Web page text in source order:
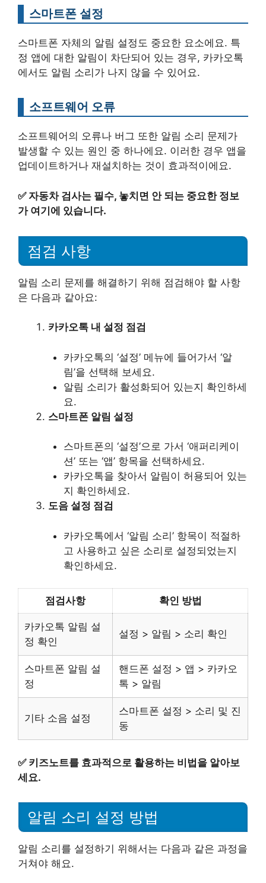
스마트폰 설정
스마트폰 자체의 알림 설정도 중요한 요소에요. 특
정 앱에 대한 알림이 차단되어 있는 경우, 카카오톡
에서도 알림 소리가 나지 않을 수 있어요.
소프트웨어 오류
소프트웨어의 오류나 버그 또한 알림 소리 문제가
발생할 수 있는 원인 중 하나에요. 이러한 경우 앱을
업데이트하거나 재설치하는 것이 효과적이에요.
✅ 자동차 검사는 필수, 놓치면 안 되는 중요한 정보
가 여기에 있습니다.
점검 사항
알림 소리 문제를 해결하기 위해 점검해야 할 사항
은 다음과 같아요:
카카오톡 내 설정 점검
카카오톡의 ‘설정’ 메뉴에 들어가서 ‘알
림’을 선택해 보세요.
알림 소리가 활성화되어 있는지 확인하세
요.
스마트폰 알림 설정
스마트폰의 ‘설정’으로 가서 ‘애퍼리케이
션’ 또는 ‘앱’ 항목을 선택하세요.
카카오톡을 찾아서 알림이 허용되어 있는
지 확인하세요.
도음 설정 점검
카카오톡에서 ‘알림 소리’ 항목이 적절하
고 사용하고 싶은 소리로 설정되었는지
확인하세요.
점검사항 확인 방법
카카오톡 알림 설
정 확인
설정 > 알림 > 소리 확인
스마트폰 알림 설
정
핸드폰 설정 > 앱 > 카카오
톡 > 알림
기타 소음 설정
스마트폰 설정 > 소리 및 진
동
✅ 키즈노트를 효과적으로 활용하는 비법을 알아보
세요.
알림 소리 설정 방법
알림 소리를 설정하기 위해서는 다음과 같은 과정을
거쳐야 해요.